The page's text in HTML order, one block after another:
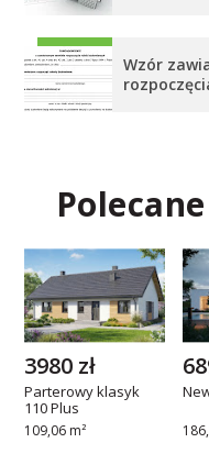
Wzór
Parterowy klasyk
110 Plus
109,06 m²
3980 zł